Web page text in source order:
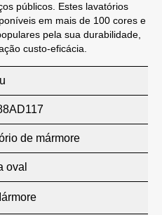
públicos. Estes lavatórios
em mais de 100 cores e
pela sua durabilidade,
custo-eficácia.
de mármore
oval